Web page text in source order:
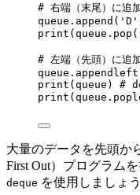
# 右端（末尾）に追
queue. append ( ' D '
print (queue. pop
# 左端（先頭）に追
queue. appendleft
print (queue ) #
print (queue.
大量のデータを先頭か
First Out）プログラム
deque を使用しましょう